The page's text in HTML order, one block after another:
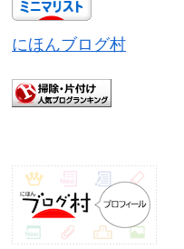
にほんブログ村